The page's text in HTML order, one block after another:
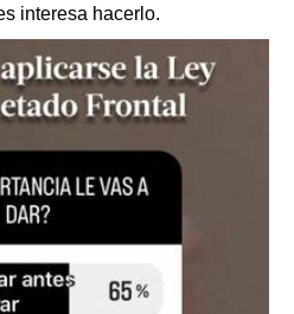
interesa hacerlo.